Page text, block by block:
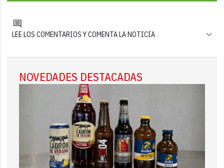
LEE LOS COMENTARIOS Y COMENTA LA NOTICIA
NOVEDADES DESTACADAS